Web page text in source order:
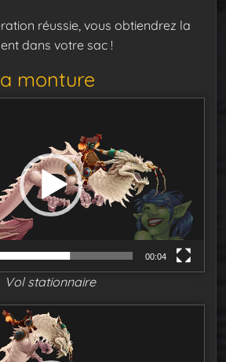
réussie, vous obtiendrez la
dans votre sac !
monture
c
t
u
i
d
é
o
00:04
Vol stationnaire
L
e
c